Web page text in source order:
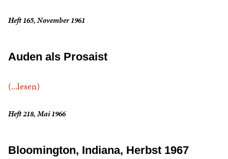
Heft 165, November 1961
Auden als Prosaist
(...lesen)
Heft 218, Mai 1966
Bloomington, Indiana, Herbst 1967